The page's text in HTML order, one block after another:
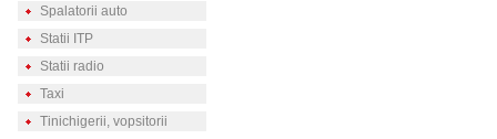
Spalatorii auto
Statii ITP
Statii radio
Taxi
Tinichigerii, vopsitorii